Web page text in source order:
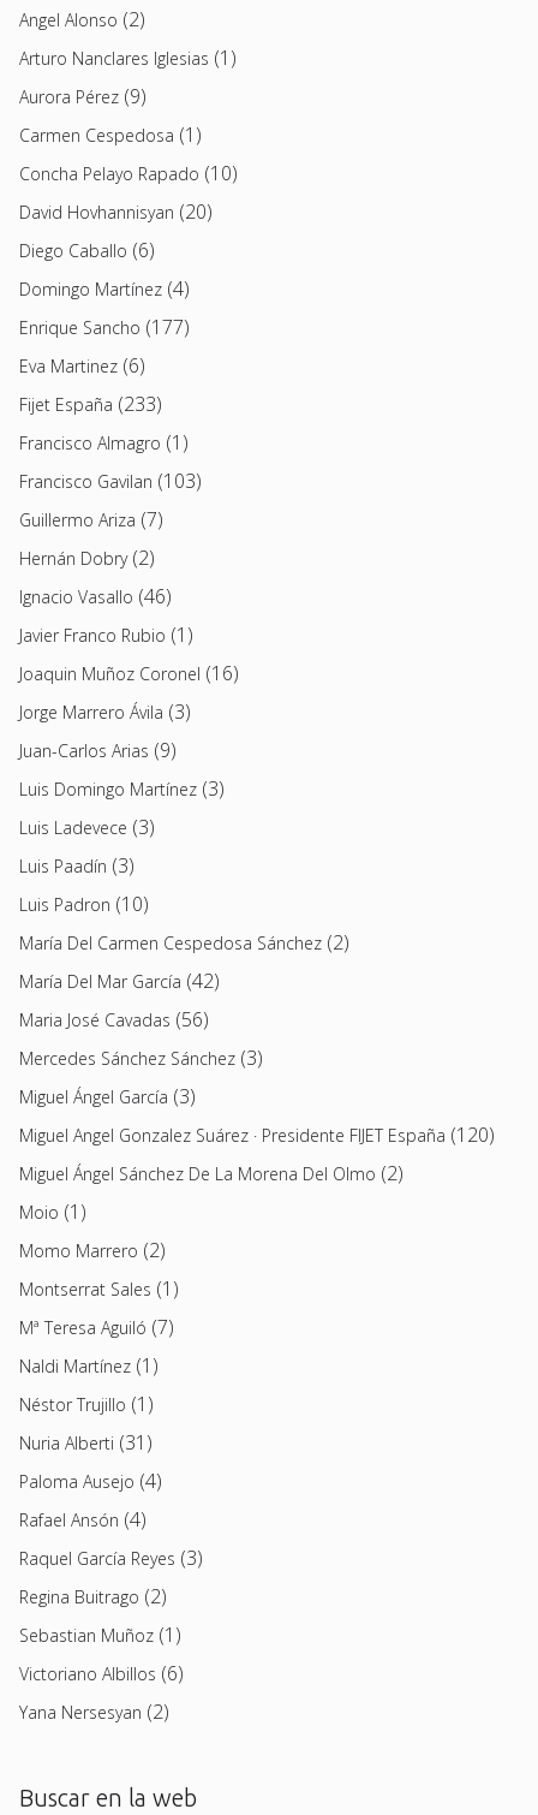
Angel Alonso (2)
Arturo Nanclares Iglesias (1)
Aurora Pérez (9)
Carmen Cespedosa (1)
Concha Pelayo Rapado (10)
David Hovhannisyan (20)
Diego Caballo (6)
Domingo Martínez (4)
Enrique Sancho (177)
Eva Martinez (6)
Fijet España (233)
Francisco Almagro (1)
Francisco Gavilan (103)
Guillermo Ariza (7)
Hernán Dobry(2)
Ignacio Vasallo (46)
Javier Franco Rubio (1)
Joaquin Muñoz Coronel (16)
Jorge Marrero Ávila (3)
Juan-Carlos Arias (9)
Luis Domingo Martínez (3)
Luis Ladevece (3)
Luis Paadín (3)
Luis Padron (10)
María Del Carmen Cespedosa Sánchez (2)
María Del Mar García (42)
Maria José Cavadas (56)
Mercedes Sánchez Sánchez (3)
Miguel Ángel García (3)
Miguel Angel Gonzalez Suárez · Presidente FIJET España (120)
Miguel Ángel Sánchez De La Morena Del Olmo (2)
Moio (1)
Momo Marrero (2)
Montserrat Sales (1)
Mª Teresa Aguiló (7)
Naldi Martínez (1)
Néstor Trujillo (1)
Nuria Alberti (31)
Paloma Ausejo (4)
Rafael Ansón (4)
Raquel García Reyes (3)
Regina Buitrago (2)
Sebastian Muñoz (1)
Victoriano Albillos (6)
Yana Nersesyan (2)
Buscar en la web